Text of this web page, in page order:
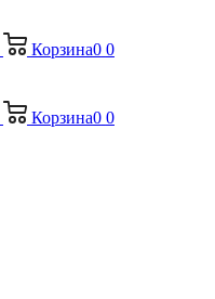
Корзина0 0
Корзина0 0